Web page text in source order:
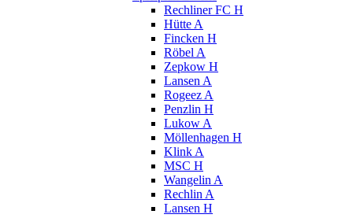
Rechliner FC H
Hütte A
Fincken H
Röbel A
Zepkow H
Lansen A
Rogeez A
Penzlin H
Lukow A
Möllenhagen H
Klink A
MSC H
Wangelin A
Rechlin A
Lansen H